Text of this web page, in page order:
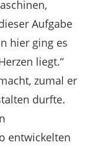
Aufgabe
hier ging es
liegt.“
zumal er
durfte.
entwickelten